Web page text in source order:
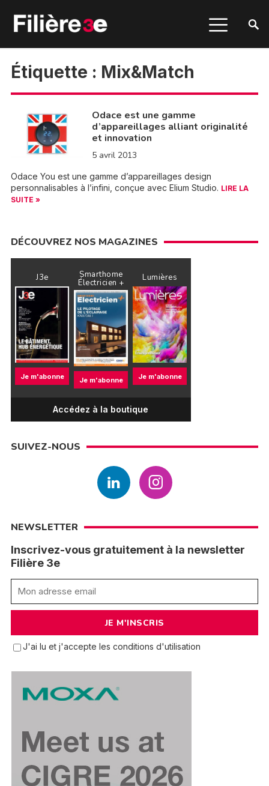
Étiquette : Mix&Match
Odace est une gamme
d’appareillages alliant originalité
et innovation
5 avril 2013
Odace You est une gamme d’appareillages design
personnalisables à l’infini, conçue avec Elium Studio. LIRE LA
SUITE »
DÉCOUVREZ NOS MAGAZINES
J3e
Je m'abonne
Smarthome
Électricien +
Je m'abonne
Lumières
Je m'abonne
Accédez à la boutique
SUIVEZ-NOUS
NEWSLETTER
Inscrivez-vous gratuitement à la newsletter
Filière 3e
J'ai lu et j'accepte les conditions d'utilisation